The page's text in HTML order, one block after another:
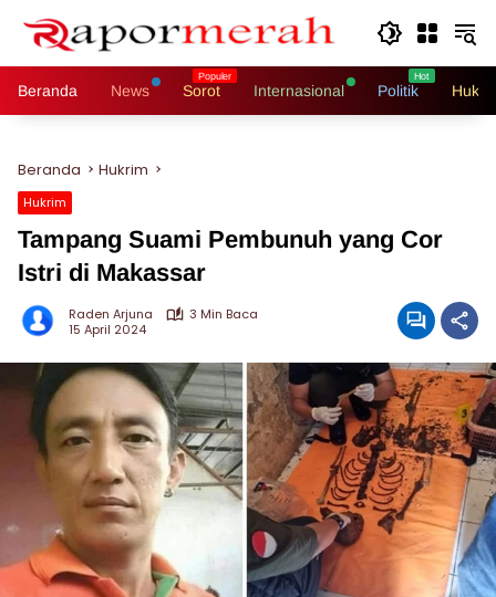
Beranda News Sorot Internasional Politik
Beranda Hukrim
Hukrim
Tampang Suami Pembunuh yang Cor
Istri di Makassar
Raden Arjuna
3 Min Baca
15 April 2024